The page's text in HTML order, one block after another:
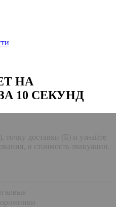
НА
10 СЕКУНД
точку доставки (Б) и узнайте
и стоимость эвакуации.